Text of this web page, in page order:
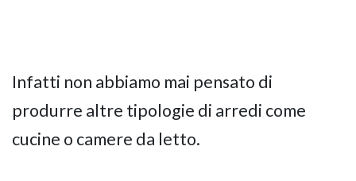
Infatti non abbiamo mai pensato di
produrre altre tipologie di arredi come
cucine o camere da letto.